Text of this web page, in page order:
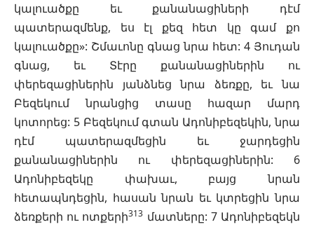
կալուածքը եւ քանանացիների դէմ
պատերազմենք, ես էլ քեզ հետ կը գամ քո
կալուածքը»: Շմաւոնը գնաց նրա հետ: 4 Յուդան
գնաց, եւ Տէրը քանանացիներին ու
փերեզացիներին յանձնեց նրա ձեռքը, եւ նա
Բեզեկում նրանցից տասը հազար մարդ
կոտորեց: 5 Բեզեկում գտան Ադոնիբեզեկին, նրա
դէմ պատերազմեցին եւ ջարդեցին
քանանացիներին ու փերեզացիներին: 6
Ադոնիբեզեկը փախաւ, բայց նրան
հետապնդեցին, հասան նրան եւ կտրեցին նրա
ձեռքերի ու ոտքերի313 մատները: 7 Ադոնիբեզեկն